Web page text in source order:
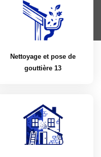
Nettoyage et pose de
gouttière 13